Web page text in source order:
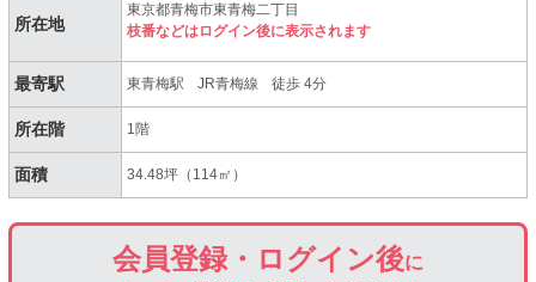
所在地
東京都青梅市東青梅二丁目
枝番などはログイン後に表示されます
最寄駅 東青梅駅 JR青梅線 徒歩 4分
所在階 1階
面積 34.48坪（114㎡）
会員登録・ログイン後に